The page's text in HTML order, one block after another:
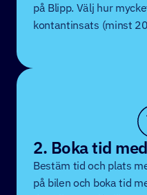
på Blipp. Välj hur
kontantinsats (minst
2. Boka tid
Bestäm tid och plats
på bilen och boka tid